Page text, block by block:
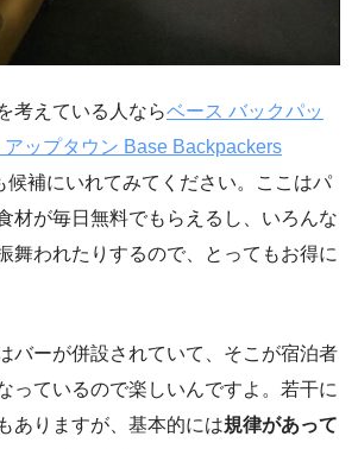
考えている人ならベース バックパッ
アップタウン Base Backpackers
候補にいれてみてください。ここはパ
材が毎日無料でもらえるし、いろんな
舞われたりするので、とってもお得に
バーが併設されていて、そこが宿泊者
っているので楽しいんですよ。若干に
ありますが、基本的には規律があって